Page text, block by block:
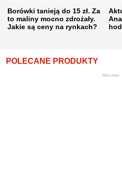
Borówki tanieją do 15 zł. Za
to maliny mocno zdrożały.
Jakie są ceny na rynkach?
POLECANE PRODUKTY
REKLAMA